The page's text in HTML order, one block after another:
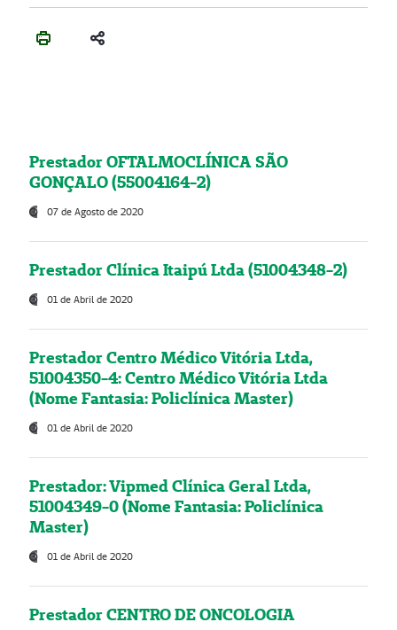
Prestador OFTALMOCLÍNICA SÃO
GONÇALO (55004164-2)
07 de Agosto de 2020
Prestador Clínica Itaipú Ltda (51004348-2)
01 de Abril de 2020
Prestador Centro Médico Vitória Ltda,
51004350-4: Centro Médico Vitória Ltda
(Nome Fantasia: Policlínica Master)
01 de Abril de 2020
Prestador: Vipmed Clínica Geral Ltda,
51004349-0 (Nome Fantasia: Policlínica
Master)
01 de Abril de 2020
Prestador CENTRO DE ONCOLOGIA